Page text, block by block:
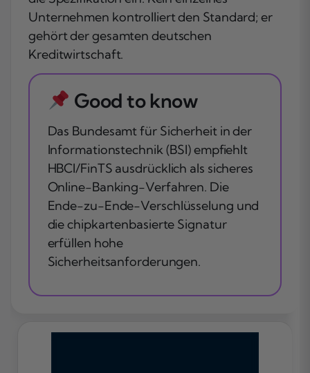
Unternehmen kontrolliert den Standard; er
gehört der gesamten deutschen
Kreditwirtschaft.
Good to know
Das Bundesamt für Sicherheit in der
Informationstechnik (BSI) empfiehlt
HBCI/FinTS ausdrücklich als sicheres
Online-Banking-Verfahren. Die
Ende-zu-Ende-Verschlüsselung und
die chipkartenbasierte Signatur
erfüllen hohe
Sicherheitsanforderungen.